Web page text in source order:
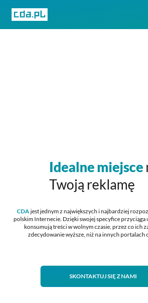
Idealne miejsce
Twoją reklamę
CDA jest jednym z największych i najbardziej
polskim Internecie. Dzięki swojej specyfice
konsumują treści w wolnym czasie, przez co ich
zdecydowanie wyższe, niż na innych portalach
SKONTAKTUJ SIĘ Z NAMI